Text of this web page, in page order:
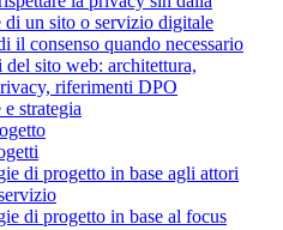
di un sito o servizio digitale
il consenso quando necessario
del sito web: architettura,
riferimenti DPO
strategia
di progetto in base agli attori
di progetto in base al focus